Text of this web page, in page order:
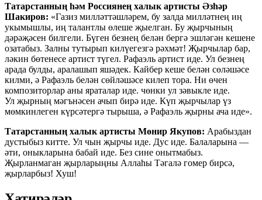
Татарстанның һәм Россиянең халык артисты Әзһәр
Шакиров: «Газиз милләттәшләрем, бу залда милләтнең иң
укымышлы, иң талантлы өлеше җыелган. Бу җырчының
дәрәҗәсен билгели. Бүген безнең белән бергә эшләгән кешене
озатабыз. Залны тутырып килүегезгә рәхмәт! Җырчылар бар,
ләкин бөтенесе артист түгел. Рафаэль артист иде. Ул безнең
арада булды, аралашып яшәдек. Кайбер кеше белән сөләшәсе
килми, ә Рафаэль белән сөйләшәсе килеп тора. Ни өчен
композиторлар аны яраталар иде. чөнки ул зәвыкле иде.
Ул җырның мәгънәсен ачып бирә иде. Күп җырчылар үз
мөмкинлеген күрсәтергә тырыша, ә Рафаэль җырны ача иде».
Татарстанның халык артисты Мөнир Якупов: Арабыздан
дустыбыз китте. Ул чын җырчы иде. Дус иде. Балаларына —
әти, оныкларына бабай иде. Без сине онытмабыз.
Җырланмаган җырларыңны Аллаһы Тәгалә гомер бирсә,
җырларбыз! Хуш!